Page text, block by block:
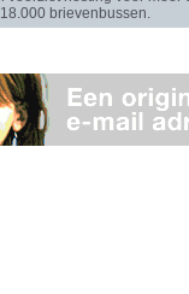
brievenbussen.